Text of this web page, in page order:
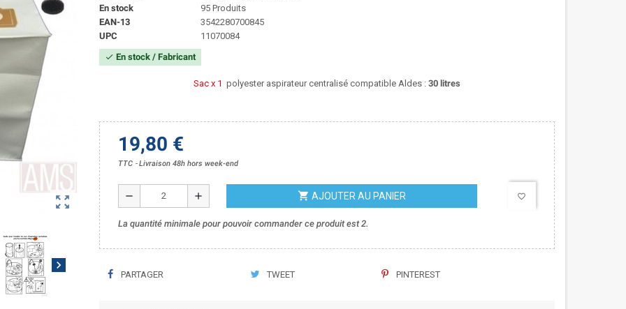
zoom_out_map
chevron_right
En stock
95 Produits
EAN-13
3542280700845
UPC
11070084
check En stock / Fabricant
Sac x 1 polyester aspirateur centralisé compatible Aldes : 30 litres
19,80 €
TTC Livraison 48h hors week-end
remove add shopping_cart AJOUTER AU PANIER favorite_border
La quantité minimale pour pouvoir commander ce produit est 2.
PARTAGER TWEET PINTEREST